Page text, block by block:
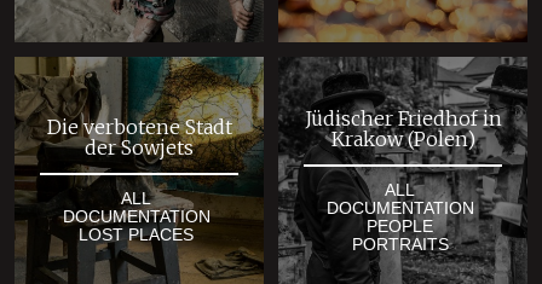
Die verbotene Stadt
der Sowjets
ALL
DOCUMENTATION
LOST PLACES
Jüdischer Friedhof in
Krakow (Polen)
ALL
DOCUMENTATION
PEOPLE
PORTRAITS